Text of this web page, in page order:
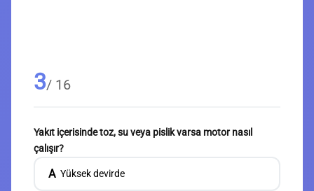
3/ 16
Yakıt içerisinde toz, su veya pislik varsa motor nasıl
çalışır?
A Yüksek devirde